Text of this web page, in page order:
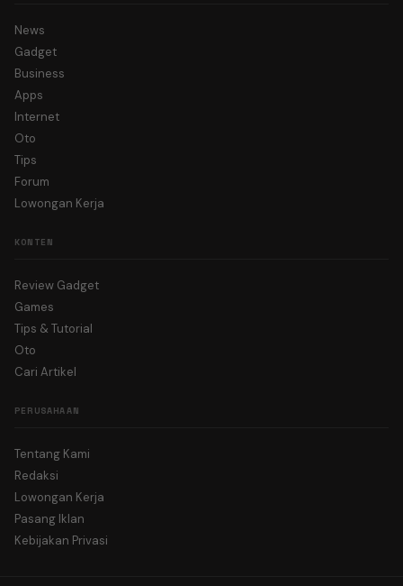
News
Gadget
Business
Apps
Internet
Oto
Tips
Forum
Lowongan Kerja
KONTEN
Review Gadget
Games
Tips & Tutorial
Oto
Cari Artikel
PERUSAHAAN
Tentang Kami
Redaksi
Lowongan Kerja
Pasang Iklan
Kebijakan Privasi